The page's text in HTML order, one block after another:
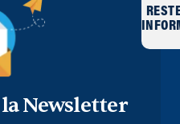
Newsletter